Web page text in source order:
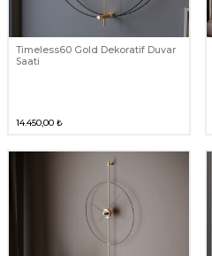
Timeless60 Gold Dekoratif Duvar
Saati
14.450,00 ₺